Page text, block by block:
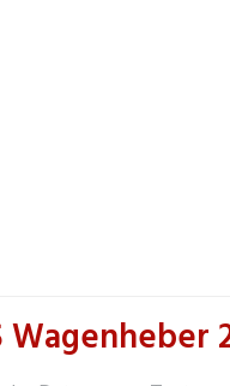
Wagenheber